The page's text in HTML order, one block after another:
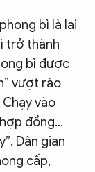
bì là lại
trở thành
bì được
vượt rào
vào
đồng…
Dân gian
cấp,